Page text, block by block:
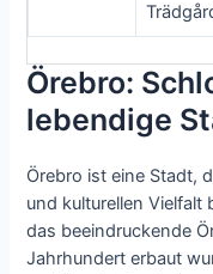
Örebro:
lebendige
Örebro ist eine Stadt,
und kulturellen Vielfalt
das beeindruckende
Jahrhundert erbaut